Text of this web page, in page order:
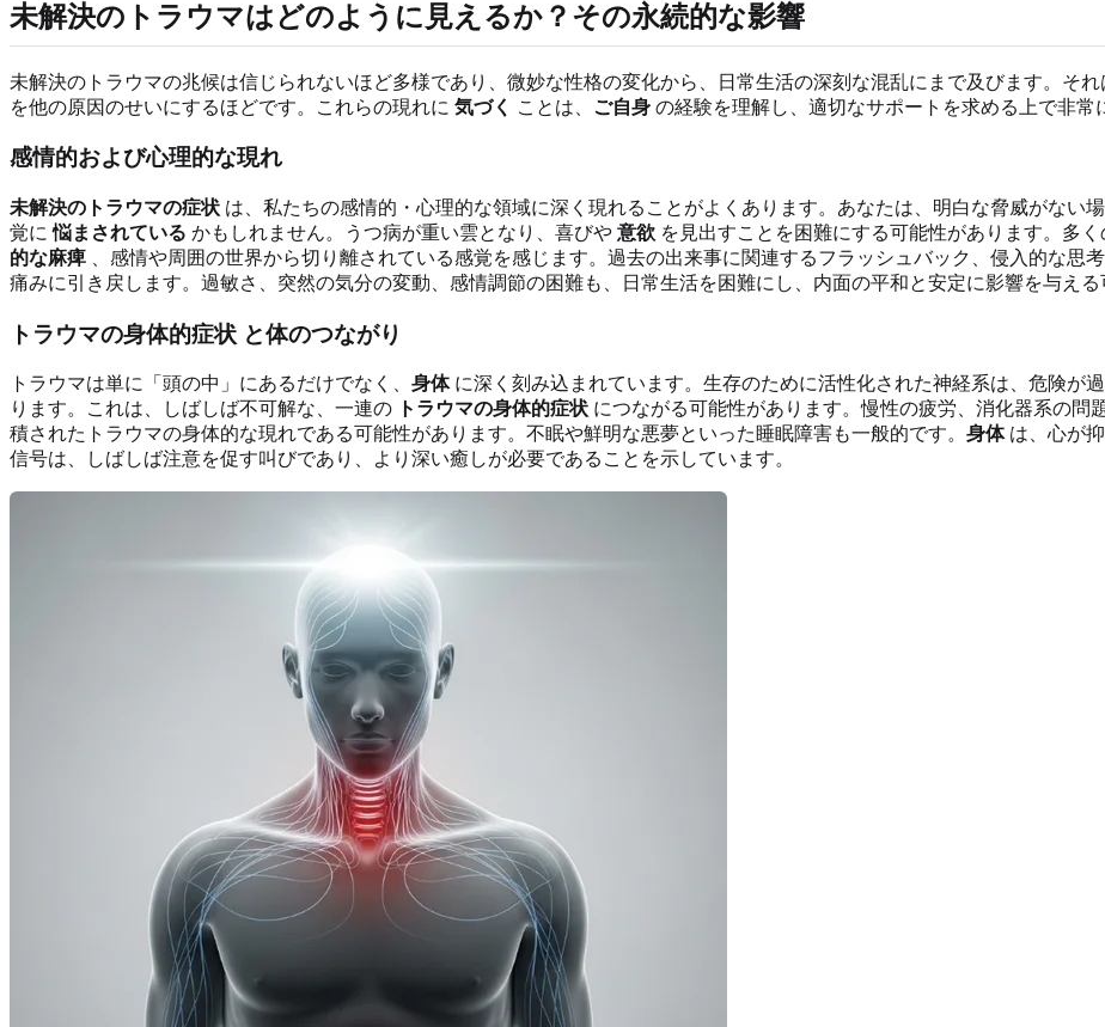
未解決のトラウマはどのように見えるか ？その永続的な影響
未解決のトラウマの兆候は信じられないほど多様であり、微妙な性格の変化から、日常生活の深刻な混乱にまで及びます。それ
を他の原因のせいにするほどです。これらの現れに 気づく ことは、 ご自身 の経験を理解し、適切なサポートを求める上で非常
感情的および心理的な現れ
未解決のトラウマの症状 は、私たちの感情的・心理的な領域に深く現れることがよくあります。あなたは、明白な脅威がない
覚に悩まされている かもしれません。うつ病が重い雲となり、喜びや 意欲 を見出すことを困難にする可能性があります。多
的な麻痺 、感情や周囲の世界から切り離されている感覚を感じます。過去の出来事に関連するフラッシュバック、侵入的な思
痛みに引き戻します。過敏さ、突然の気分の変動、感情調節の困難も、日常生活を困難にし、内面の平和と安定に影響を与える
トラウマの身体的症状 と体のつながり
トラウマは単に「頭の中」にあるだけでなく、 身体に深く刻み込まれています。生存のために活性化された神経系は、危険が
ります。これは、しばしば不可解な、一連の
トラウマの身体的症状 につながる可能性があります。慢性の疲労、消化器系の
積されたトラウマの身体的な現れである可能性があります。不眠や鮮明な悪夢といった睡眠障害も一般的です。 身体は、心が
信号は、しばしば注意を促す叫びであり、より深い癒しが必要であることを示しています。